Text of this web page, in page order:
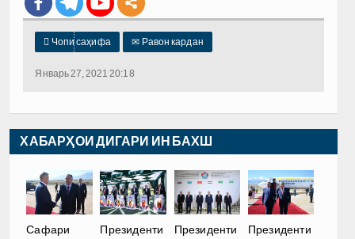
 Чопи саҳифа ✉ Равон кардан
Январь 27, 2021 20:18
ХАБАРҲОИ ДИГАРИ ИН БАХШ
Сафари
Президенти
Президенти
Президенти